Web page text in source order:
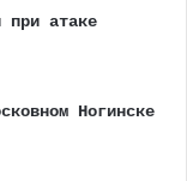
при атаке
Ногинске